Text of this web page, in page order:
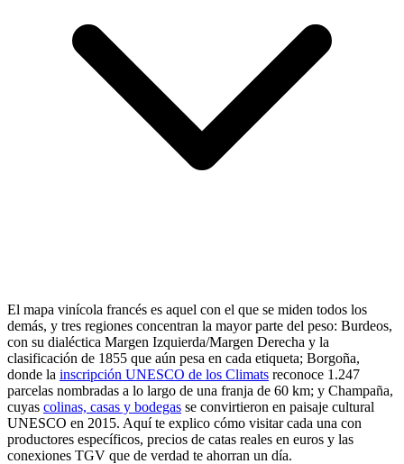
El mapa vinícola francés es aquel con el que se miden todos los
demás, y tres regiones concentran la mayor parte del peso: Burdeos,
con su dialéctica Margen Izquierda/Margen Derecha y la
clasificación de 1855 que aún pesa en cada etiqueta; Borgoña,
donde la inscripción UNESCO de los Climats reconoce 1.247
parcelas nombradas a lo largo de una franja de 60 km; y Champaña,
cuyas colinas, casas y bodegas se convirtieron en paisaje cultural
UNESCO en 2015. Aquí te explico cómo visitar cada una con
productores específicos, precios de catas reales en euros y las
conexiones TGV que de verdad te ahorran un día.